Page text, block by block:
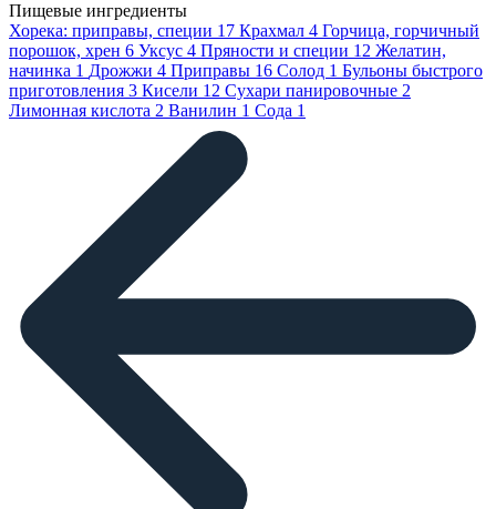
Пищевые ингредиенты
Хорека: приправы, специи 17 Крахмал 4 Горчица, горчичный
порошок, хрен 6 Уксус 4 Пряности и специи 12 Желатин,
начинка 1 Дрожжи 4 Приправы 16 Солод 1 Бульоны быстрого
приготовления 3 Кисели 12 Сухари панировочные 2
Лимонная кислота 2 Ванилин 1 Сода 1